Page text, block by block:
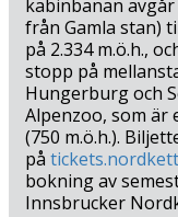
natur. För
Sky Walk (107 km)
Dachstein-
isgrottorna i
och historiska
kaféer och stadsliv,
(131 km) och
UNESCO-städerna
km) erbjuder både
kabinbanan
från Gamla stan)
på 2.334 m.ö.h.,
stopp på
Hungerburg och
Alpenzoo, som är
(750 m.ö.h.).
på
bokning av
Innsbrucker